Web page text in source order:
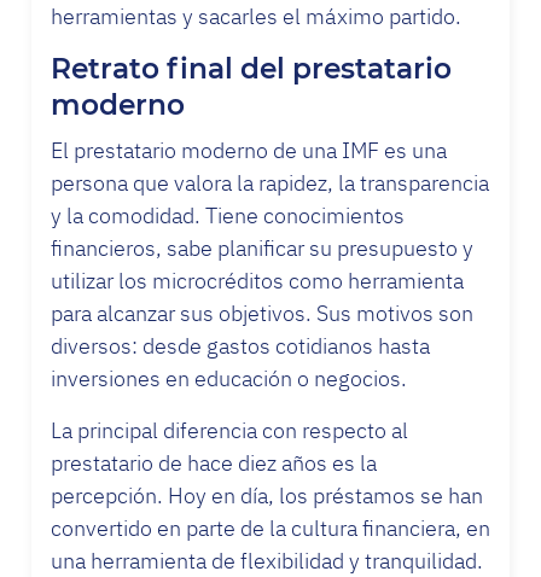
herramientas y sacarles el máximo partido.
Retrato final del prestatario
moderno
El prestatario moderno de una IMF es una
persona que valora la rapidez, la transparencia
y la comodidad. Tiene conocimientos
financieros, sabe planificar su presupuesto y
utilizar los microcréditos como herramienta
para alcanzar sus objetivos. Sus motivos son
diversos: desde gastos cotidianos hasta
inversiones en educación o negocios.
La principal diferencia con respecto al
prestatario de hace diez años es la
percepción. Hoy en día, los préstamos se han
convertido en parte de la cultura financiera, en
una herramienta de flexibilidad y tranquilidad.